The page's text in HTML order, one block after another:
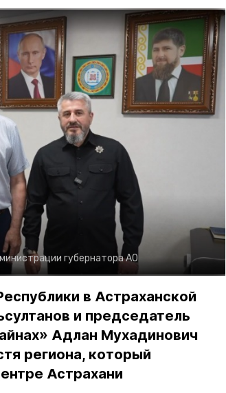
губернатора АО
в Астраханской
и председатель
Адлан Мухадинович
региона, который
Астрахани